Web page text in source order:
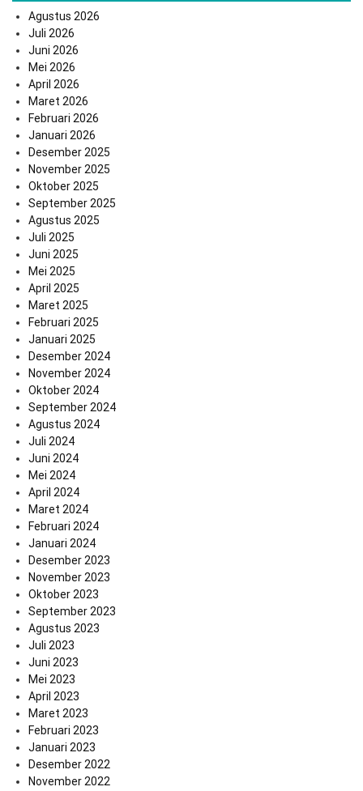
Agustus 2026
Juli 2026
Juni 2026
Mei 2026
April 2026
Maret 2026
Februari 2026
Januari 2026
Desember 2025
November 2025
Oktober 2025
September 2025
Agustus 2025
Juli 2025
Juni 2025
Mei 2025
April 2025
Maret 2025
Februari 2025
Januari 2025
Desember 2024
November 2024
Oktober 2024
September 2024
Agustus 2024
Juli 2024
Juni 2024
Mei 2024
April 2024
Maret 2024
Februari 2024
Januari 2024
Desember 2023
November 2023
Oktober 2023
September 2023
Agustus 2023
Juli 2023
Juni 2023
Mei 2023
April 2023
Maret 2023
Februari 2023
Januari 2023
Desember 2022
November 2022